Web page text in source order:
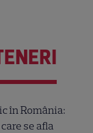
în România:
se afla